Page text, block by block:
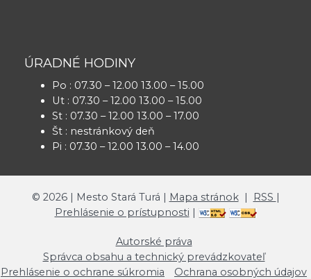
ÚRADNÉ HODINY
Po : 07.30 – 12.00 13.00 – 15.00
Ut : 07.30 – 12.00 13.00 – 15.00
St : 07.30 – 12.00 13.00 – 17.00
Št : nestránkový deň
Pi : 07.30 – 12.00 13.00 – 14.00
© 2026| Mesto Stará Turá | Mapa stránok| RSS |
Prehlásenie o prístupnosti |
Autorské práva
Správca obsahu a technický prevádzkovateľ
Prehlásenie o ochrane súkromia
Ochrana osobných údajov